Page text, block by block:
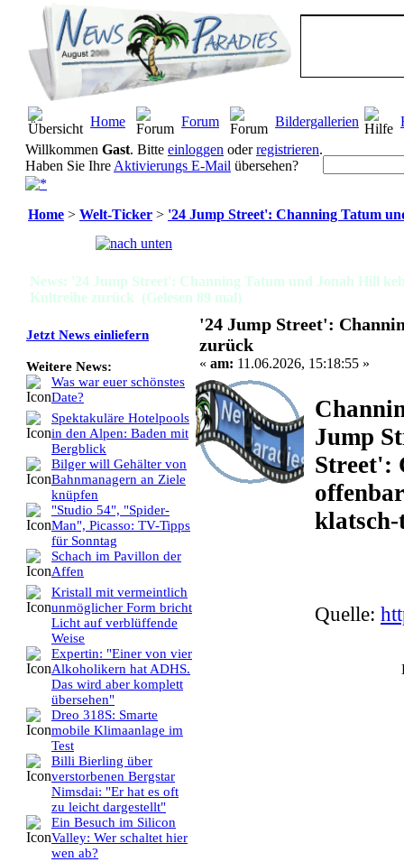
Home Forum Bildergallerien
Willkommen Gast. Bitte einloggen oderregistrieren.
Haben Sie Ihre Aktivierungs E-Mail übersehen?
Home > Welt-Ticker > '24 Jump Street': Channing Tatum
News: '24 Jump Street': Channing Tatum und Jonah Hill
Kultreihe zurück (Gelesen 89 mal)
Jetzt News einliefern
Weitere News:
Was war euer schönstes
Date?
Spektakuläre Hotelpools
in den Alpen: Baden mit
Bergblick
Bilger will Gehälter von
Bahnmanagern an Ziele
knüpfen
"Studio 54", "Spider-
Man", Picasso: TV-Tipps
für Sonntag
Schach im Pavillon der
Affen
Kristall mit vermeintlich
unmöglicher Form bricht
Licht auf verblüffende
Weise
Expertin: "Einer von vier
Alkoholikern hat ADHS.
Das wird aber komplett
übersehen"
Dreo 318S: Smarte
mobile Klimaanlage im
Test
Billi Bierling über
verstorbenen Bergstar
Nimsdai: "Er hat es oft
zu leicht dargestellt"
Ein Besuch im Silicon
Valley: Wer schaltet hier
wen ab?
'24 Jump Street':
zurück
« am: 11.06.2026, 15:18:55 »
Jump
Street':
Quelle: